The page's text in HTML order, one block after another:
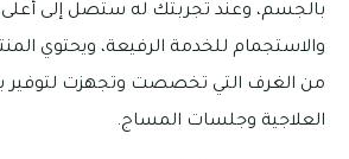
بالجسم، وعند تجربتك له ستصل إلى أعلى
من الغرف التي تخصصت وتجهزت لتوفير
العلاجية وجلسات المساج.